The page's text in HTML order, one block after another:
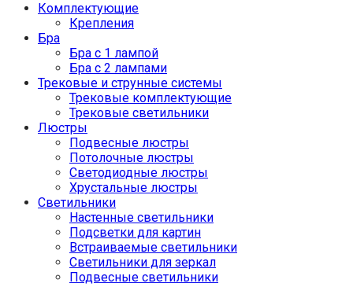
Комплектующие
Крепления
Бра
Бра с 1 лампой
Бра с 2 лампами
Трековые и струнные системы
Трековые комплектующие
Трековые светильники
Люстры
Подвесные люстры
Потолочные люстры
Светодиодные люстры
Хрустальные люстры
Светильники
Настенные светильники
Подсветки для картин
Встраиваемые светильники
Светильники для зеркал
Подвесные светильники